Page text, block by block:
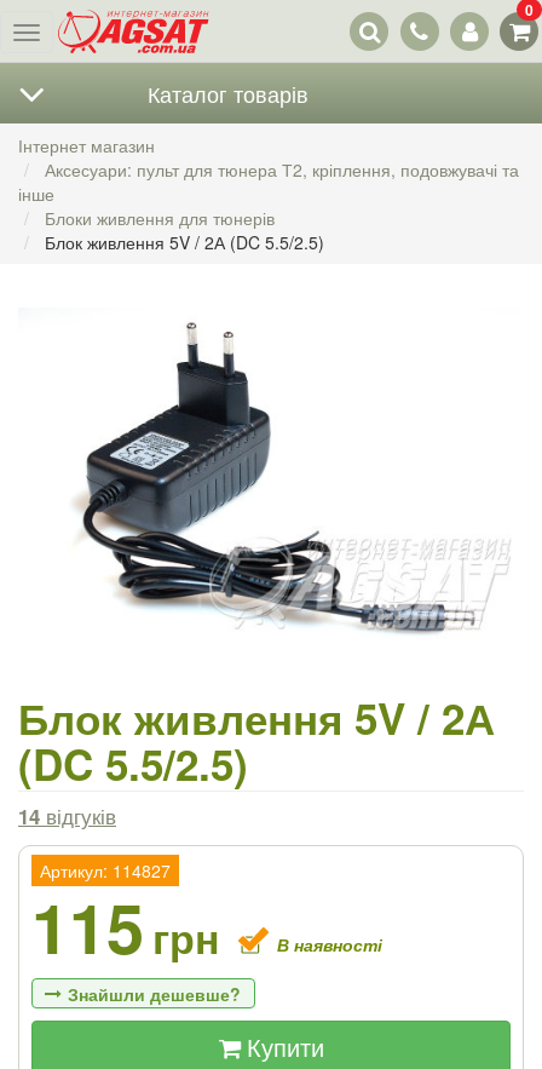
Меню
Наші
контакти
0
Каталог товарів
Інтернет магазин
Аксесуари: пульт для тюнера Т2, кріплення, подовжувачі та
інше
Блоки живлення для тюнерів
Блок живлення 5V / 2А (DC 5.5/2.5)
Блок живлення 5V / 2А
(DC 5.5/2.5)
14 відгуків
Артикул: 114827
115 грн В наявності
Знайшли дешевше?
Купити